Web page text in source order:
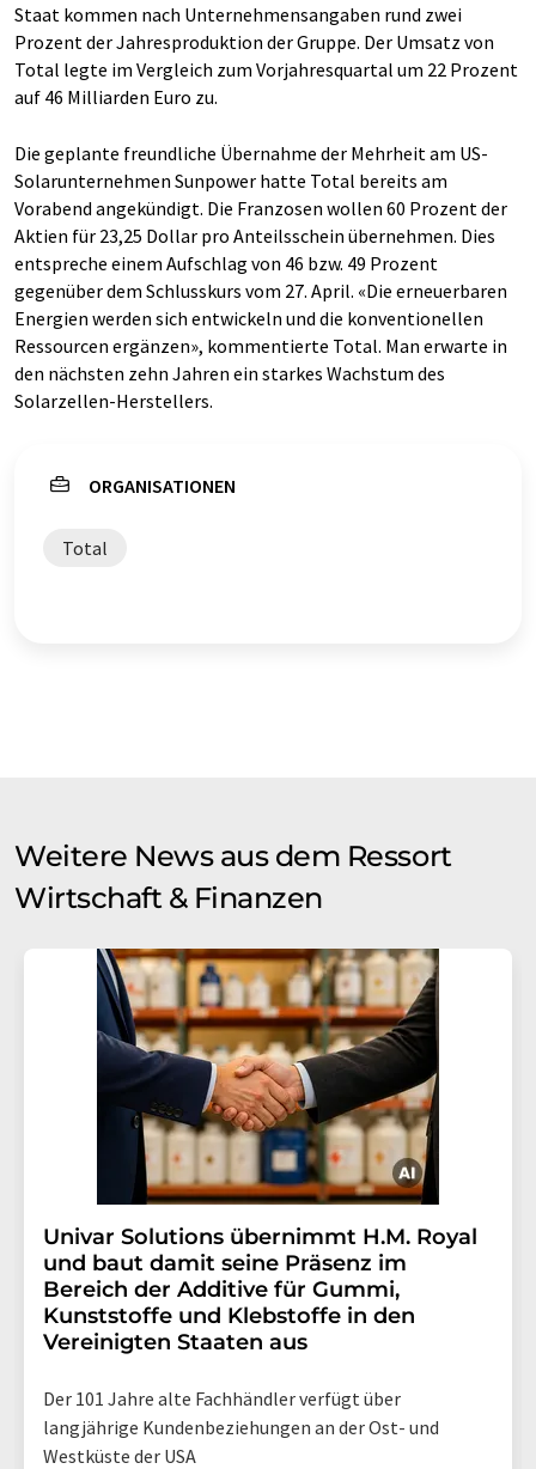
Staat kommen nach Unternehmensangaben rund zwei
Prozent der Jahresproduktion der Gruppe. Der Umsatz von
Total legte im Vergleich zum Vorjahresquartal um 22 Prozent
auf 46 Milliarden Euro zu.
Die geplante freundliche Übernahme der Mehrheit am US-
Solarunternehmen Sunpower hatte Total bereits am
Vorabend angekündigt. Die Franzosen wollen 60 Prozent der
Aktien für 23,25 Dollar pro Anteilsschein übernehmen. Dies
entspreche einem Aufschlag von 46 bzw. 49 Prozent
gegenüber dem Schlusskurs vom 27. April. «Die erneuerbaren
Energien werden sich entwickeln und die konventionellen
Ressourcen ergänzen», kommentierte Total. Man erwarte in
den nächsten zehn Jahren ein starkes Wachstum des
Solarzellen-Herstellers.
ORGANISATIONEN
Total
Weitere News aus dem Ressort
Wirtschaft & Finanzen
Univar Solutions übernimmt H.M. Royal
und baut damit seine Präsenz im
Bereich der Additive für Gummi,
Kunststoffe und Klebstoffe in den
Vereinigten Staaten aus
Der 101 Jahre alte Fachhändler verfügt über
langjährige Kundenbeziehungen an der Ost- und
Westküste der USA